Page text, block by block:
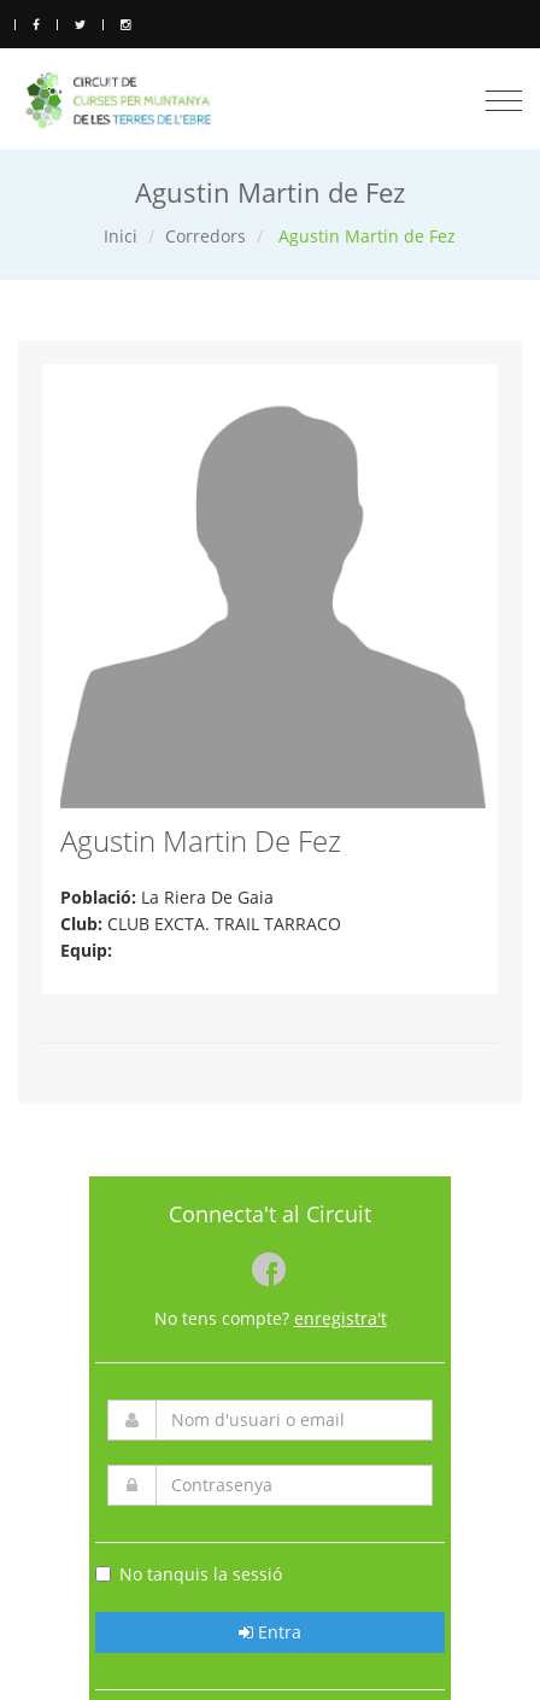
Agustin Martin de Fez
Inici Corredors Agustin Martin de Fez
Agustin Martin De Fez
Població: La Riera De Gaia
Club: CLUB EXCTA. TRAIL TARRACO
Equip:
Connecta't al Circuit
No tens compte? enregistra't
No tanquis la sessió
Entra